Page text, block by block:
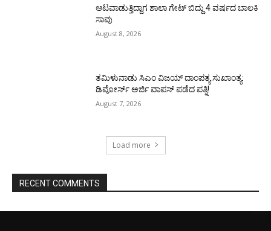
ಆಟವಾಡುತ್ತಿದ್ದಾಗ ಶಾಲಾ ಗೇಟ್‌ ಬಿದ್ದು 4 ವರ್ಷದ ಬಾಲಕಿ
ಸಾವು
August 8, 2026
ತಮಿಳುನಾಡು ಸಿಎಂ ವಿಜಯ್‌ ದಾಂಪತ್ಯ ಸುಖಾಂತ್ಯ:
ಡಿವೋರ್ಸ್‌ ಅರ್ಜಿ ವಾಪಸ್‌ ಪಡೆದ ಪತ್ನಿ!
August 7, 2026
Load more
RECENT COMMENTS